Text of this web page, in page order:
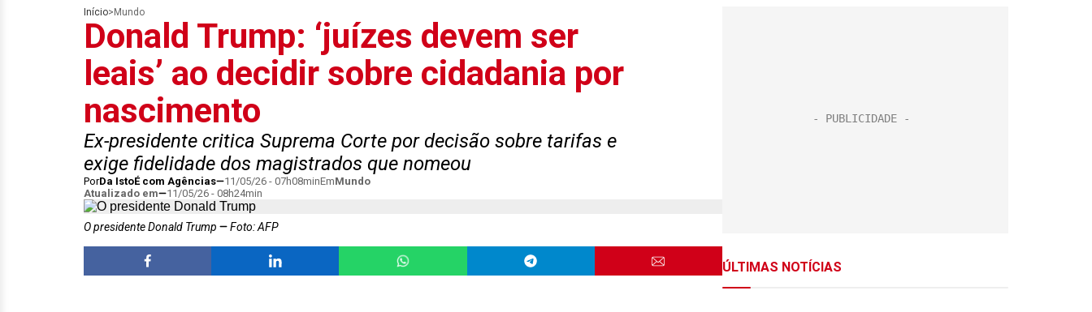
Início> Mundo
Donald Trump: ‘juízes devem ser
leais’ ao decidir sobre cidadania por
nascimento
Ex-presidente critica Suprema Corte por decisão sobre tarifas e
exige fidelidade dos magistrados que nomeou
PorDa IstoÉ com Agências 11/05/26 - 07h08minEmMundo
Atualizado em
11/05/26 - 08h24min
O presidente Donald Trump Foto: AFP